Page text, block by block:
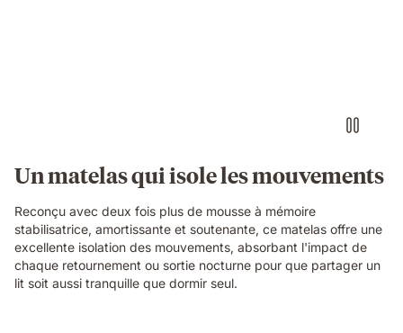
Original
while
their
partner
sleeps
undisturbed
Un matelas qui isole les mouvements
Reconçu avec deux fois plus de mousse à mémoire
stabilisatrice, amortissante et soutenante, ce matelas offre une
excellente isolation des mouvements, absorbant l'impact de
chaque retournement ou sortie nocturne pour que partager un
lit soit aussi tranquille que dormir seul.